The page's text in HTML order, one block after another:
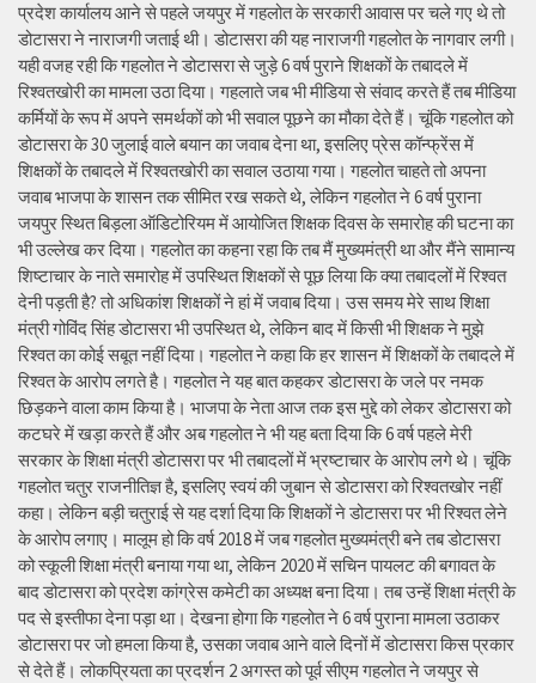
प्रदेश कार्यालय आने से पहले जयपुर में गहलोत के सरकारी आवास पर चले गए थे तो
डोटासरा ने नाराजगी जताई थी। डोटासरा की यह नाराजगी गहलोत के नागवार लगी।
यही वजह रही कि गहलोत ने डोटासरा से जुड़े 6 वर्ष पुराने शिक्षकों के तबादले में
रिश्वतखोरी का मामला उठा दिया। गहलाते जब भी मीडिया से संवाद करते हैं तब मीडिया
कर्मियों के रूप में अपने समर्थकों को भी सवाल पूछने का मौका देते हैं। चूंकि गहलोत को
डोटासरा के 30 जुलाई वाले बयान का जवाब देना था, इसलिए प्रेस कॉन्फ्रेंस में
शिक्षकों के तबादले में रिश्वतखोरी का सवाल उठाया गया। गहलोत चाहते तो अपना
जवाब भाजपा के शासन तक सीमित रख सकते थे, लेकिन गहलोत ने 6 वर्ष पुराना
जयपुर स्थित बिड़ला ऑडिटोरियम में आयोजित शिक्षक दिवस के समारोह की घटना का
भी उल्लेख कर दिया। गहलोत का कहना रहा कि तब मैं मुख्यमंत्री था और मैंने सामान्य
शिष्टाचार के नाते समारोह में उपस्थित शिक्षकों से पूछ लिया कि क्या तबादलों में रिश्वत
देनी पड़ती है? तो अधिकांश शिक्षकों ने हां में जवाब दिया। उस समय मेरे साथ शिक्षा
मंत्री गोविंद सिंह डोटासरा भी उपस्थित थे, लेकिन बाद में किसी भी शिक्षक ने मुझे
रिश्वत का कोई सबूत नहीं दिया। गहलोत ने कहा कि हर शासन में शिक्षकों के तबादले में
रिश्वत के आरोप लगते है। गहलोत ने यह बात कहकर डोटासरा के जले पर नमक
छिड़कने वाला काम किया है। भाजपा के नेता आज तक इस मुद्दे को लेकर डोटासरा को
कटघरे में खड़ा करते हैं और अब गहलोत ने भी यह बता दिया कि 6 वर्ष पहले मेरी
सरकार के शिक्षा मंत्री डोटासरा पर भी तबादलों में भ्रष्टाचार के आरोप लगे थे। चूंकि
गहलोत चतुर राजनीतिज्ञ है, इसलिए स्वयं की जुबान से डोटासरा को रिश्वतखोर नहीं
कहा। लेकिन बड़ी चतुराई से यह दर्शा दिया कि शिक्षकों ने डोटासरा पर भी रिश्वत लेने
के आरोप लगाए। मालूम हो कि वर्ष 2018 में जब गहलोत मुख्यमंत्री बने तब डोटासरा
को स्कूली शिक्षा मंत्री बनाया गया था, लेकिन 2020 में सचिन पायलट की बगावत के
बाद डोटासरा को प्रदेश कांग्रेस कमेटी का अध्यक्ष बना दिया। तब उन्हें शिक्षा मंत्री के
पद से इस्तीफा देना पड़ा था। देखना होगा कि गहलोत ने 6 वर्ष पुराना मामला उठाकर
डोटासरा पर जो हमला किया है, उसका जवाब आने वाले दिनों में डोटासरा किस प्रकार
से देते हैं। लोकप्रियता का प्रदर्शन 2 अगस्त को पूर्व सीएम गहलोत ने जयपुर से